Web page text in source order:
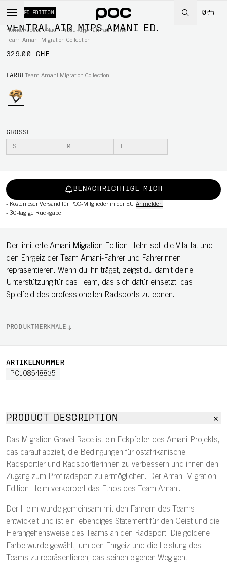
0
Home/Radsport/Nach Produkttyp/Fahrradhelme
LIMITED EDITION
VENTRAL AIR MIPS AMANI ED.
Team Amani Migration Collection
329.00 CHF
FARBETeam Amani Migration Collection
GRÖSSE
S M L
BENACHRICHTIGE MICH
- Kostenloser Versand für POC-Mitglieder in der EU Anmelden
- 30-tägige Rückgabe
Der limitierte Amani Migration Edition Helm soll die Vitalität und
den Ehrgeiz der Team Amani-Fahrer und Fahrerinnen
repräsentieren. Wenn du ihn trägst, zeigst du damit deine
Unterstützung für das Team, das sich dafür einsetzt, das
Spielfeld des professionellen Radsports zu ebnen.
PRODUKTMERKMALE
ARTIKELNUMMER
PC108548835
PRODUCT DESCRIPTION
Das Migration Gravel Race ist ein Eckpfeiler des Amani-Projekts,
das darauf abzielt, die Bedingungen für ostafrikanische
Radsportler und Radsportlerinnen zu verbessern und ihnen den
Zugang zum Profiradsport zu ermöglichen. Der Amani Migration
Edition Helm verkörpert das Ethos des Team Amani.
Der Helm wurde gemeinsam mit den Fahrern des Teams
entwickelt und ist ein lebendiges Statement für den Geist und die
Herangehensweise des Teams an den Radsport. Die goldene
Farbe wurde gewählt, um den Ehrgeiz und die Leistung des
Teams zu repräsentieren, das seinen eigenen Weg geht.